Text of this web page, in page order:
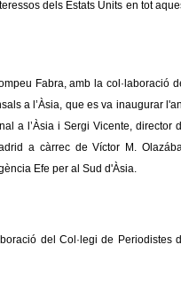
dels Estats Units en tot
Fabra, amb la col·laboració
a l’Àsia, que es va inaugurar
a l’Àsia i Sergi Vicente, director
a càrrec de Víctor M.
Efe per al Sud d'Àsia.
del Col·legi de Periodistes